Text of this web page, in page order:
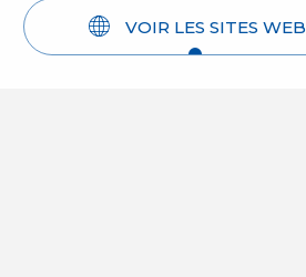
VOIR LES SITES WEB